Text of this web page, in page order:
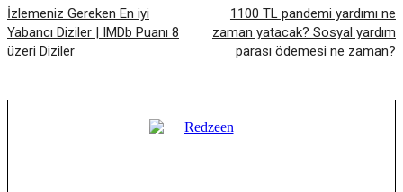
İzlemeniz Gereken En iyi
Yabancı Diziler | IMDb Puanı 8
üzeri Diziler
1100 TL pandemi yardımı ne
zaman yatacak? Sosyal yardım
parası ödemesi ne zaman?